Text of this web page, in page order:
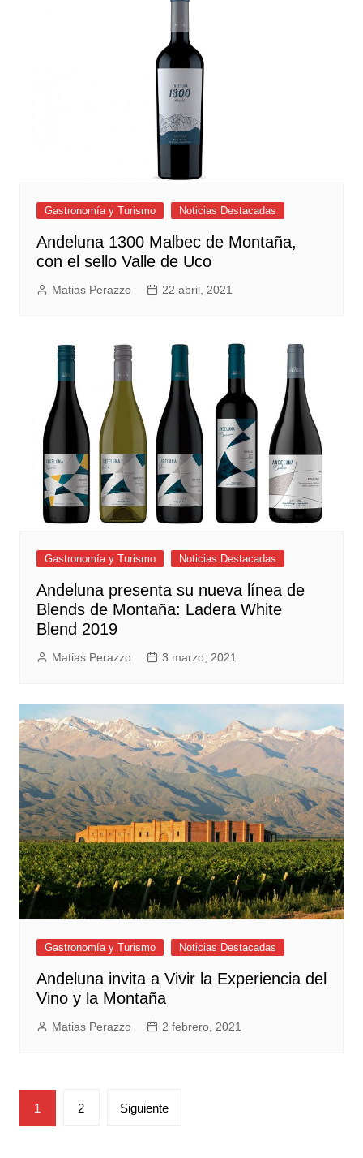
Gastronomía y Turismo Noticias Destacadas
Andeluna 1300 Malbec de Montaña,
con el sello Valle de Uco
Matias Perazzo 22 abril, 2021
Gastronomía y Turismo Noticias Destacadas
Andeluna presenta su nueva línea de
Blends de Montaña: Ladera White
Blend 2019
Matias Perazzo 3 marzo, 2021
Gastronomía y Turismo Noticias Destacadas
Andeluna invita a Vivir la Experiencia del
Vino y la Montaña
Matias Perazzo 2 febrero, 2021
Paginación
de
1 2 Siguiente